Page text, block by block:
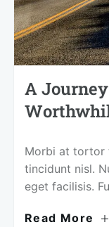
A
Morbi at tortor
tincidunt nisl.
eget facilisis.
nisi diam, sed
Read More